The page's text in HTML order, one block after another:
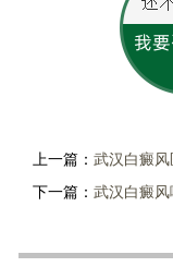
上一篇： 武汉白癜
下一篇： 武汉白癜